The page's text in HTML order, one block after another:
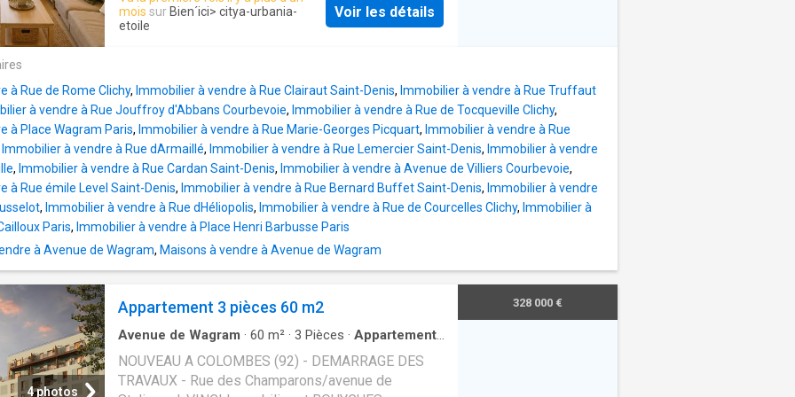
Vous trouverez un cinéma de même qu'un bassin de
sont éga
sécurisée L'appartement se compose d'une entrée
desservant une pièce principale avec une cuisine,
offrant un gain de place supplémentaire
L'appartement est vendu occupé avec un bail en
cours au prix de 605 € + 100 c jusqu'au 28/05/2028
Le bien est situé à Gennevilliers À proximité
immédiate, vous trouverez plusieurs commodités
telles que des supermarchés, des écoles, des
pharmacies, des boulangeries et même des stations
de recharge pour véhicules électriques. De plus, des
universités renommées se trouvent à quelques
kilomètres seulement, offrant ainsi un cadre de vie
mois sur Bien´ici> citya-urbania-
etoile
Voir les détails
à Rue de Rome Clichy, Immobilier à vendre à Rue Clairaut Saint-Denis, Immobilier à vendre à Rue Truffaut
à vendre à Rue Jouffroy d'Abbans Courbevoie, Immobilier à vendre à Rue de Tocqueville Clichy,
à Place Wagram Paris, Immobilier à vendre à Rue Marie-Georges Picquart, Immobilier à vendre à Rue
Immobilier à vendre à Rue dArmaillé, Immobilier à vendre à Rue Lemercier Saint-Denis, Immobilier à vendre
, Immobilier à vendre à Rue Cardan Saint-Denis, Immobilier à vendre à Avenue de Villiers Courbevoie,
à Rue émile Level Saint-Denis, Immobilier à vendre à Rue Bernard Buffet Saint-Denis, Immobilier à vendre
, Immobilier à vendre à Rue dHéliopolis, Immobilier à vendre à Rue de Courcelles Clichy, Immobilier à
Paris, Immobilier à vendre à Place Henri Barbusse Paris
à Avenue de Wagram, Maisons à vendre à Avenue de Wagram
4 photos
Appartement 3 pièces 60 m2
Avenue de Wagram · 60 m² · 3 Pièces · Appartement ·
NOUVEAU A COLOMBES (92) - DEMARRAGE DES
TRAVAUX - Rue des Champarons/avenue de
328 000 €